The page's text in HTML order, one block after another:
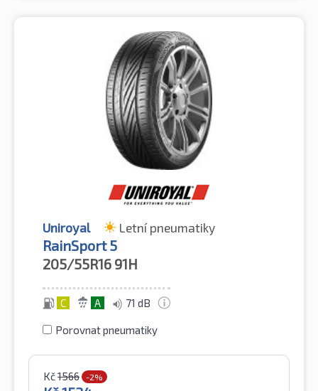
Uniroyal Letní pneumatiky
RainSport 5
205/55R16 91H
C A 71 dB
Porovnat pneumatiky
Kč1566 -2%